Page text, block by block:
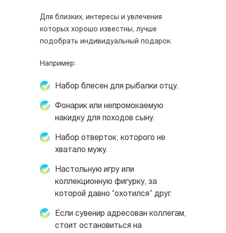
Для близких, интересы и увлечения
которых хорошо известны, лучше
подобрать индивидуальный подарок.
Например:
Набор блесен для рыбалки отцу.
Фонарик или непромокаемую
накидку для походов сыну.
Набор отверток, которого не
хватало мужу.
Настольную игру или
коллекционную фигурку, за
которой давно “охотился” друг.
Если сувенир адресован коллегам,
стоит остановиться на